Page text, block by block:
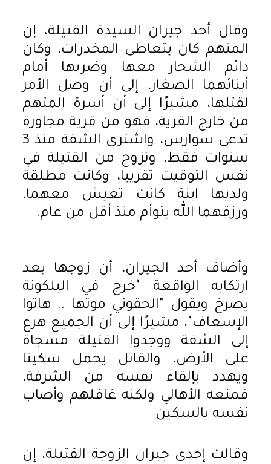
وقال أحد جيران السيدة القتيلة، إن
المتهم كان يتعاطى المخدرات، وكان
دائم الشجار معها وضربها أمام
أبنائهما الصغار، إلى أن وصل الأمر
لقتلها، مشيرًا إلى أن أسرة المتهم
من خارج القرية، فهو من قرية مجاورة
تدعى سوارس، واشترى الشقة منذ 3
سنوات فقط، وتزوج من القتيلة في
نفس التوقيت تقريبا، وكانت مطلقة
ولديها ابنة كانت تعيش معهما،
ورزقهما الله بتوأم منذ أقل من عام.
وأضاف أحد الجيران، أن زوجها بعد
ارتكابه الواقعة "خرج في البلكونة
يصرخ ويقول "الحقوني موتها .. هاتوا
الإسعاف"، مشيرًا إلى أن الجميع هرع
إلى الشقة ووجدوا القتيلة مسجاة
على الأرض، والقاتل يحمل سكينا
ويهدد بإلقاء نفسه من الشرفة،
فمنعه الأهالي ولكنه غافلهم وأصاب
نفسه بالسكين
وقالت إحدى جيران الزوجة القتيلة، إن